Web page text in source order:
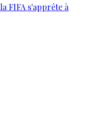
FIFA s'apprête à